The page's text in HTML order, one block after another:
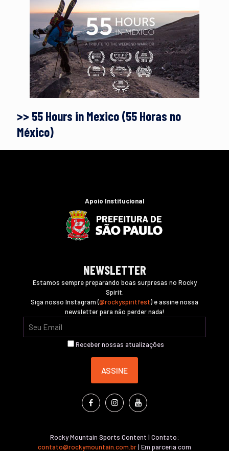
>> 55 Hours in Mexico (55 Horas no
México)
Apoio Institucional
NEWSLETTER
Estamos sempre preparando boas surpresas no Rocky
Spirit.
Siga nosso Instagram (@rockyspiritfest) e assine nossa
newsletter para não perder nada!
Receber nossas atualizações
Rocky Mountain Sports Content | Contato:
contato@rockymountain.com.br| Em parceria com